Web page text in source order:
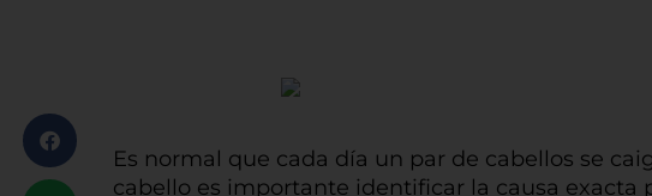
Es normal que cada día un par de cabellos se
cabello es importante identificar la causa